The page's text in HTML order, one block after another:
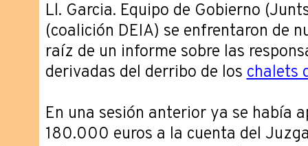
Ll. Garcia. Equipo de Gobierno
(coalición DEIA) se enfrentaron de
raíz de un informe sobre las
derivadas del derribo de loschalets
En una sesión anterior ya se había
180.000 euros a la cuenta del